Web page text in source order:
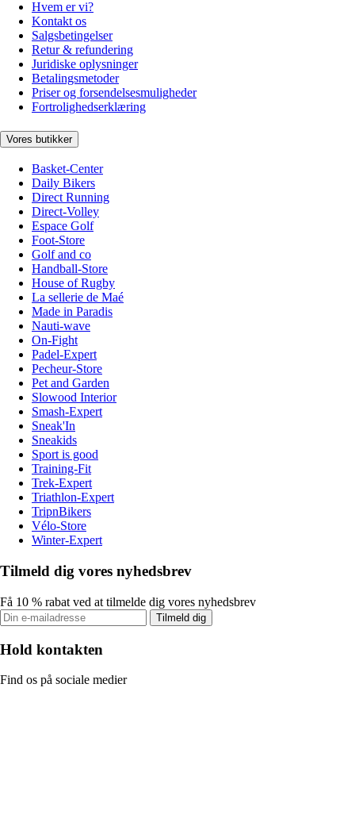
Hvem er vi?
Kontakt os
Salgsbetingelser
Retur & refundering
Juridiske oplysninger
Betalingsmetoder
Priser og forsendelsesmuligheder
Fortrolighedserklæring
Vores butikker
Basket-Center
Daily Bikers
Direct Running
Direct-Volley
Espace Golf
Foot-Store
Golf and co
Handball-Store
House of Rugby
La sellerie de Maé
Made in Paradis
Nauti-wave
On-Fight
Padel-Expert
Pecheur-Store
Pet and Garden
Slowood Interior
Smash-Expert
Sneak'In
Sneakids
Sport is good
Training-Fit
Trek-Expert
Triathlon-Expert
TripnBikers
Vélo-Store
Winter-Expert
Tilmeld dig vores nyhedsbrev
Få 10 % rabat ved at tilmelde dig vores nyhedsbrev
Tilmeld dig
Hold kontakten
Find os på sociale medier